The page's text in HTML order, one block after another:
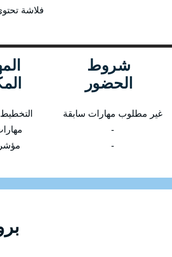
فلاشة
التخطيط
شروط
الحضور
غير مطلوب مهارات سابقة
-
-